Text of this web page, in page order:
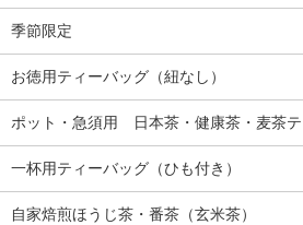
季節限定
お徳用ティーバッグ（紐なし）
ポット・急須用 日本茶・健康茶・麦茶
一杯用ティーバッグ（ひも付き）
自家焙煎ほうじ茶・番茶（玄米茶）